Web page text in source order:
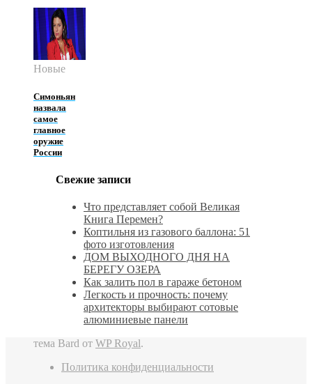
Новые
Симоньян
назвала
самое
главное
оружие
России
Свежие записи
Что представляет собой Великая
Книга Перемен?
Коптильня из газового баллона: 51
фото изготовления
ДОМ ВЫХОДНОГО ДНЯ НА
БЕРЕГУ ОЗЕРА
Как залить пол в гараже бетоном
Легкость и прочность: почему
архитекторы выбирают сотовые
алюминиевые панели
тема Bard от WP Royal.
Политика конфиденциальности